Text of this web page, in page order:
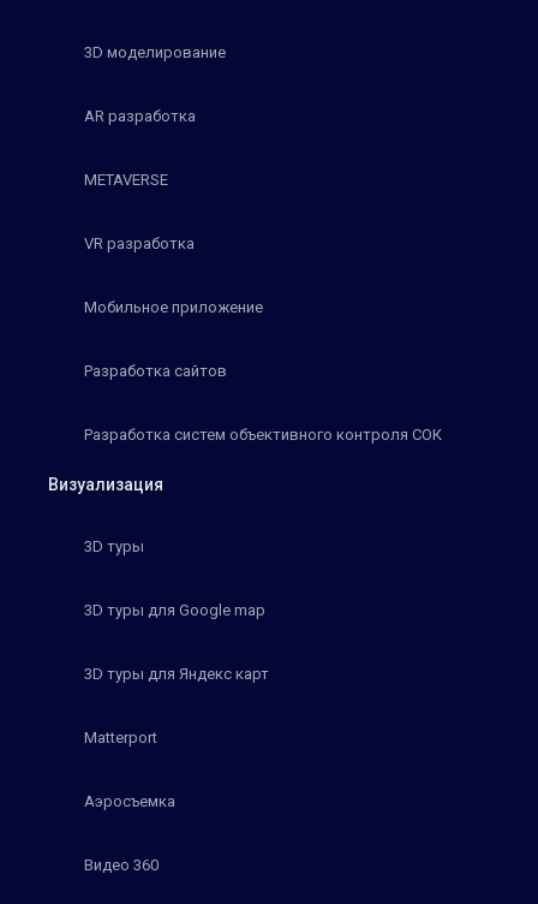
3D моделирование
AR разработка
METAVERSE
VR разработка
Мобильное приложение
Разработка сайтов
Разработка систем объективного контроля СОК
Визуализация
3D туры
3D туры для Google map
3D туры для Яндекс карт
Matterport
Аэросъемка
Видео 360